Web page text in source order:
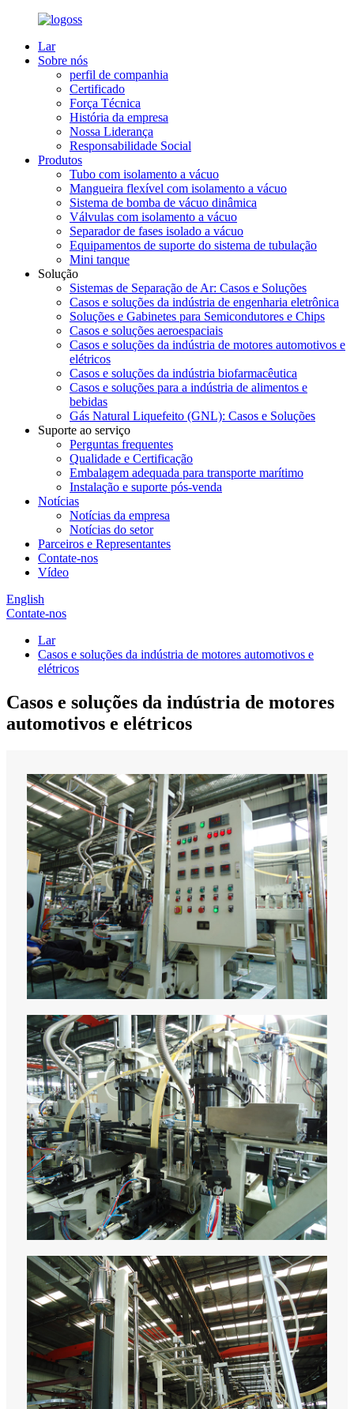
Lar
Sobre nós
perfil de companhia
Certificado
Força Técnica
História da empresa
Nossa Liderança
Responsabilidade Social
Produtos
Tubo com isolamento a vácuo
Mangueira flexível com isolamento a vácuo
Sistema de bomba de vácuo dinâmica
Válvulas com isolamento a vácuo
Separador de fases isolado a vácuo
Equipamentos de suporte do sistema de tubulação
Mini tanque
Solução
Sistemas de Separação de Ar: Casos e Soluções
Casos e soluções da indústria de engenharia eletrônica
Soluções e Gabinetes para Semicondutores e Chips
Casos e soluções aeroespaciais
Casos e soluções da indústria de motores automotivos e
elétricos
Casos e soluções da indústria biofarmacêutica
Casos e soluções para a indústria de alimentos e
bebidas
Gás Natural Liquefeito (GNL): Casos e Soluções
Suporte ao serviço
Perguntas frequentes
Qualidade e Certificação
Embalagem adequada para transporte marítimo
Instalação e suporte pós-venda
Notícias
Notícias da empresa
Notícias do setor
Parceiros e Representantes
Contate-nos
Vídeo
English
Contate-nos
Lar
Casos e soluções da indústria de motores automotivos e
elétricos
Casos e soluções da indústria de motores
automotivos e elétricos